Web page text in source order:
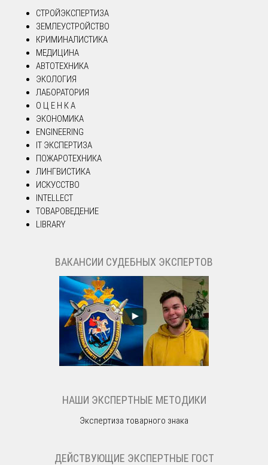
СТРОЙЭКСПЕРТИЗА
ЗЕМЛЕУСТРОЙСТВО
КРИМИНАЛИСТИКА
МЕДИЦИНА
АВТОТЕХНИКА
ЭКОЛОГИЯ
ЛАБОРАТОРИЯ
О Ц Е Н К А
ЭКОНОМИКА
ENGINEERING
IT ЭКСПЕРТИЗА
ПОЖАРОТЕХНИКА
ЛИНГВИСТИКА
ИСКУССТВО
INTELLECT
ТОВАРОВЕДЕНИЕ
LIBRARY
ВАКАНСИИ СУДЕБНЫХ ЭКСПЕРТОВ
НАШИ ЭКСПЕРТНЫЕ МЕТОДИКИ
Экспертиза товарного знака
ДЕЙСТВУЮЩИЕ ЭКСПЕРТНЫЕ ГОСТ